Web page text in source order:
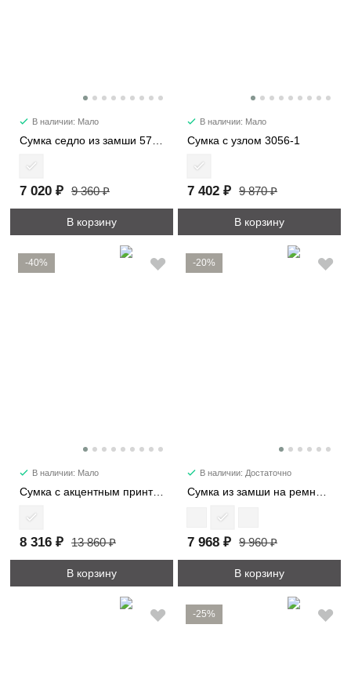
В наличии: Мало
7 020 ₽ 9 360 ₽
В корзину
В наличии: Мало
Сумка с узлом 3056-1
7 402 ₽ 9 870 ₽
В корзину
-40%
В наличии: Мало
Сумка с акцентным принтом 2053
8 316 ₽ 13 860 ₽
В корзину
-20%
В наличии: Достаточно
Сумка из замши на ремне 7361
7 968 ₽ 9 960 ₽
В корзину
-25%